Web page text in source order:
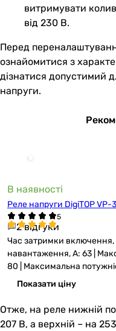
витримувати
від 230 В.
Перед
ознайомитися з
дізнатися допустимий
напруги.
В наявності
Реле напруги DigiTOP VP-
2 відгуки
Час затримки
навантаження, А: 63 |
80 | Максимальна
Показати ціну
Отже, на реле нижній
207 В, а верхній – на